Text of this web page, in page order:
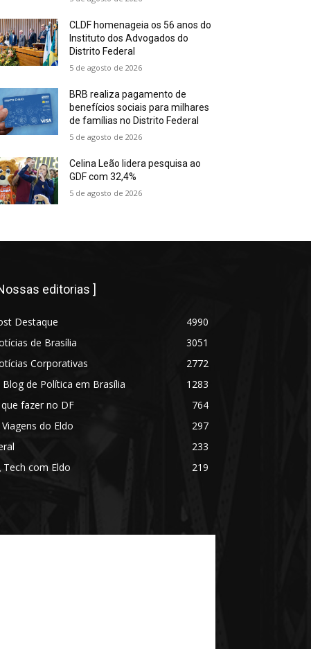
CLDF homenageia os 56 anos do
Instituto dos Advogados do
Distrito Federal
5 de agosto de 2026
BRB realiza pagamento de
benefícios sociais para milhares
de famílias no Distrito Federal
5 de agosto de 2026
Celina Leão lidera pesquisa ao
GDF com 32,4%
5 de agosto de 2026
editorias ]
Destaque
4990
de Brasília
3051
Corporativas
2772
de Política em Brasília
1283
fazer no DF
764
do Eldo
297
233
Tech com Eldo
219